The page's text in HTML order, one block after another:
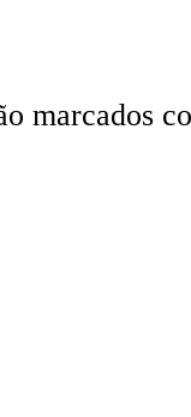
marcados